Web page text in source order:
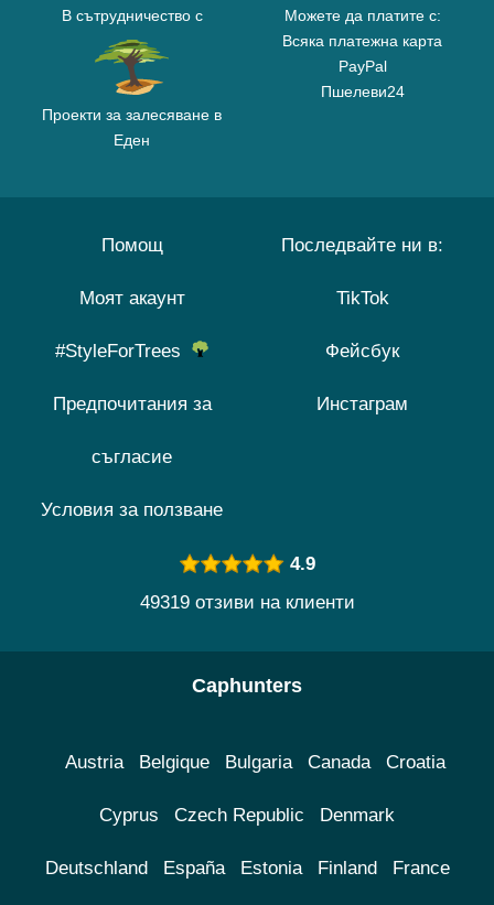
В сътрудничество с
Проекти за залесяване в
Еден
Можете да платите с:
Всяка платежна карта
PayPal
Пшелеви24
Помощ
Моят акаунт
#StyleForTrees
Предпочитания за
съгласие
Условия за ползване
Последвайте ни в:
TikTok
Фейсбук
Инстаграм
4.9
49319 отзиви на клиенти
Caphunters
Austria Belgique Bulgaria Canada Croatia
Cyprus Czech Republic Denmark
Deutschland España Estonia Finland France